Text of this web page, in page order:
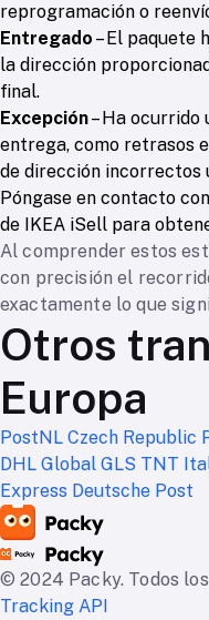
reprogramación o
Entregado – El paquete
la dirección
final.
Excepción– Ha
entrega, como retrasos
de dirección incorrectos
Póngase en contacto
de IKEA iSell para
Al comprender estos
con precisión el
exactamente lo que
Otros
Europa
PostNL Czech Republic
DHL Global GLS TNT
Express Deutsche Post
© 2024 Packy. Todos
Tracking API